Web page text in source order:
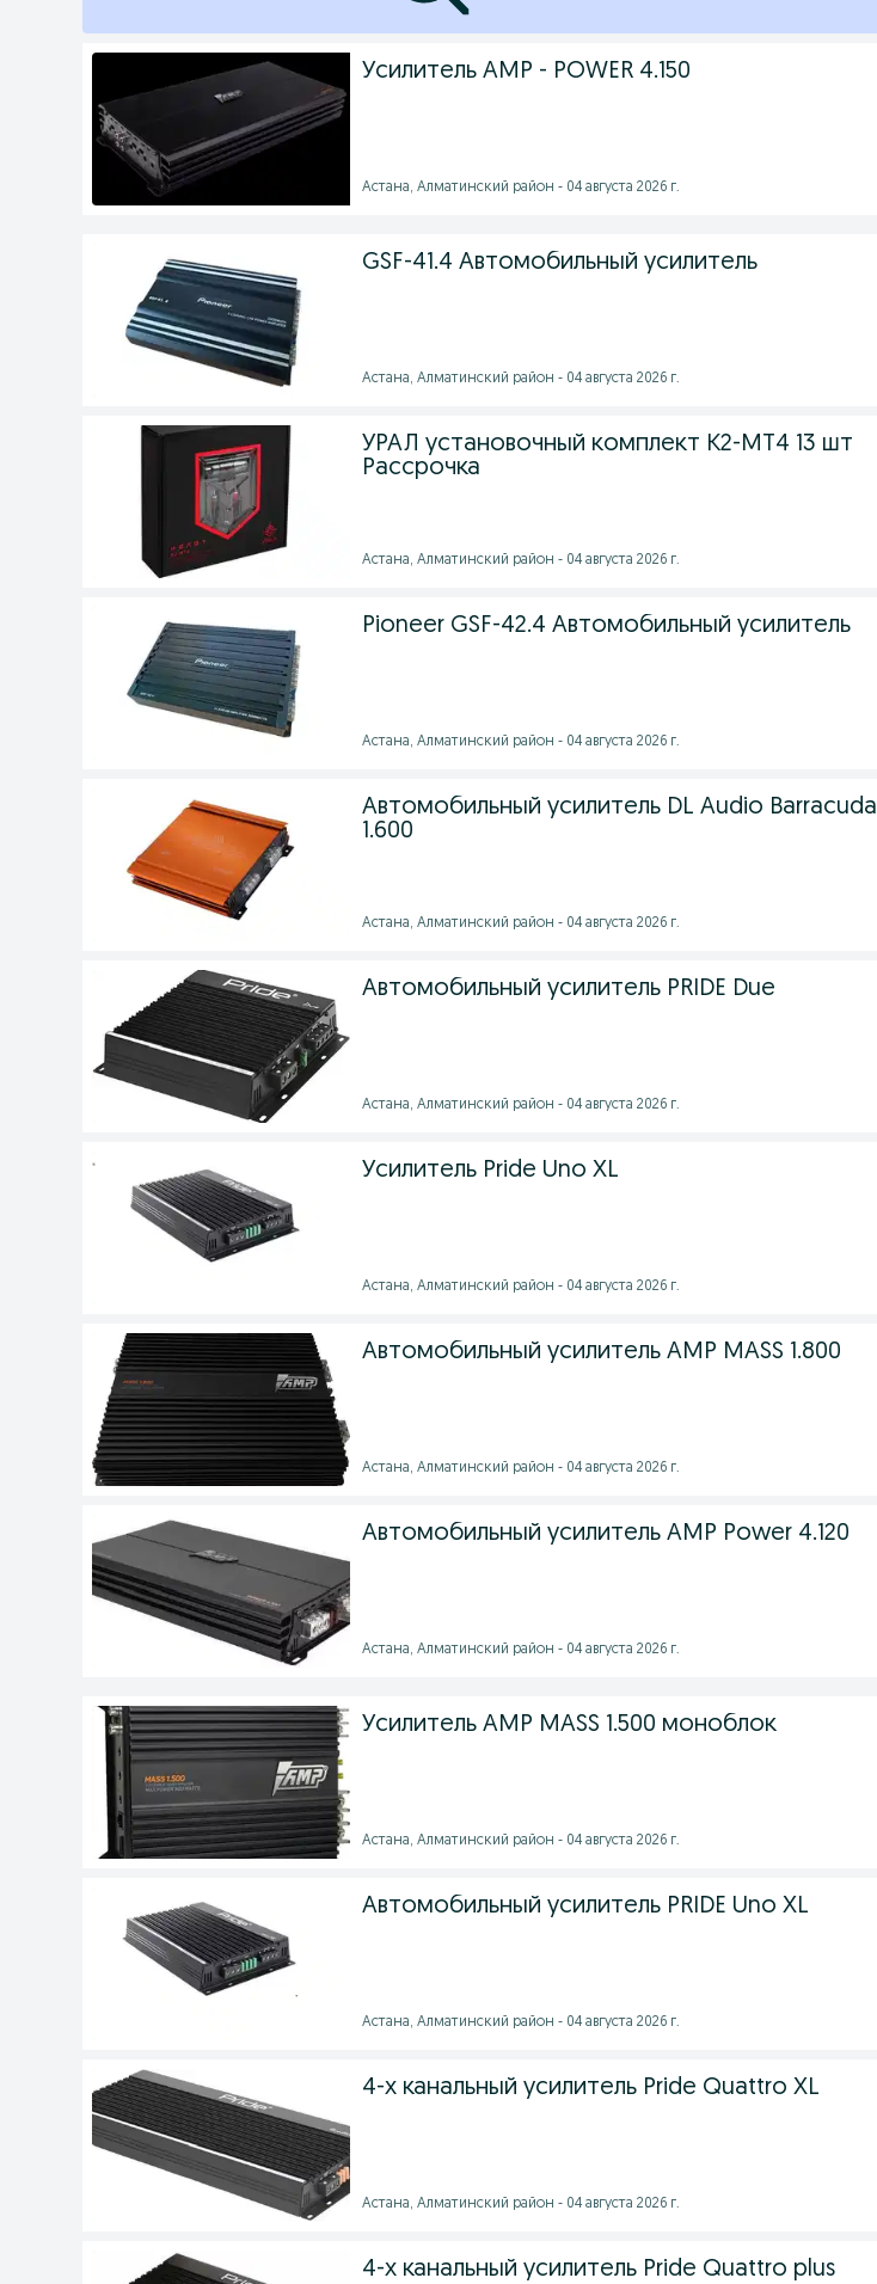
Усилитель AMP - POWER 4.150
Астана, Алматинский район - 04 августа 2026 г.
GSF-41.4 Автомобильный усилитель
Астана, Алматинский район - 04 августа 2026 г.
УРАЛ установочный комплект К2-МТ4 13 шт
Рассрочка
Астана, Алматинский район - 04 августа 2026 г.
Pioneer GSF-42.4 Автомобильный усилитель
Астана, Алматинский район - 04 августа 2026 г.
Автомобильный усилитель DL Audio Barracuda
1.600
Астана, Алматинский район - 04 августа 2026 г.
Автомобильный усилитель PRIDE Due
Астана, Алматинский район - 04 августа 2026 г.
Усилитель Pride Uno XL
Астана, Алматинский район - 04 августа 2026 г.
Автомобильный усилитель AMP MASS 1.800
Астана, Алматинский район - 04 августа 2026 г.
Автомобильный усилитель AMP Power 4.120
Астана, Алматинский район - 04 августа 2026 г.
Усилитель AMP MASS 1.500 моноблок
Астана, Алматинский район - 04 августа 2026 г.
Автомобильный усилитель PRIDE Uno XL
Астана, Алматинский район - 04 августа 2026 г.
4-х канальный усилитель Pride Quattro XL
Астана, Алматинский район - 04 августа 2026 г.
4-х канальный усилитель Pride Quattro plus